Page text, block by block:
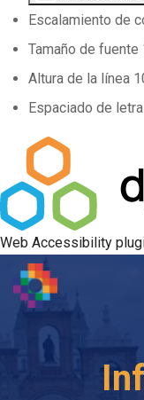
Escalamiento de
Tamaño de fuente
Altura de la línea
Espaciado de
Web Accessibility